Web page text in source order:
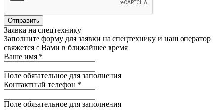
Отправить
Заявка на спецтехнику
Заполните форму для заявки на спецтехнику и наш оператор
свяжется с Вами в ближайшее время
Ваше имя *
Поле обязательное для заполнения
Контактный телефон *
Поле обязательное для заполнения